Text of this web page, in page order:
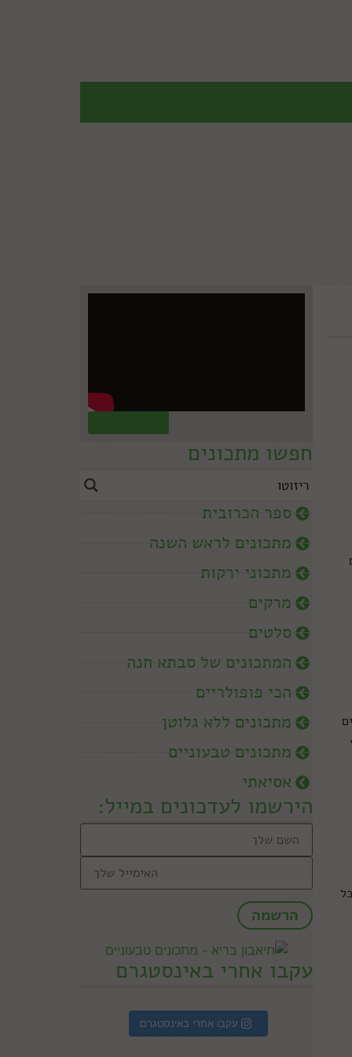
חפשו מתכונים
ספר הכרובית
מתכונים לראש השנה
מתכוני ירקות
מרקים
סלטים
המתכונים של סבתא חנה
הכי פופולריים
מתכונים ללא גלוטן
מתכונים טבעוניים
אסיאתי
הירשמו לעדכונים במייל:
עקבו אחרי באינסטגרם
עקבו אחרי באינסטגרם